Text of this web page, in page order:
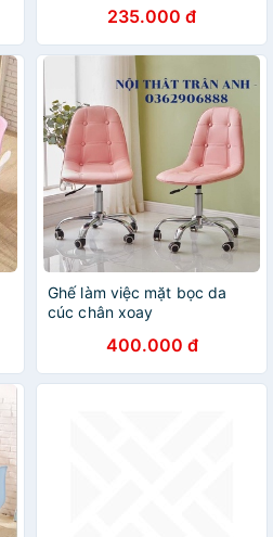
235.000 đ
Ghế làm việc mặt bọc da
cúc chân xoay
400.000 đ